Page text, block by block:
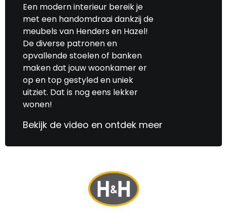
Een modern interieur bereik je
met een handomdraai dankzij de
meubels van Henders en Hazel!
De diverse patronen en
opvallende stoelen of banken
maken dat jouw woonkamer er
op en top gestyled en uniek
uitziet. Dat is nog eens lekker
wonen!
Bekijk de video en ontdek meer